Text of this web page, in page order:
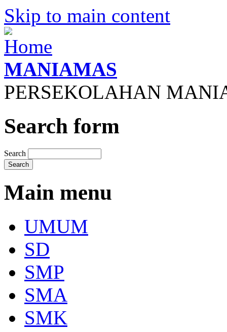
Skip to main content
MANIAMAS
PERSEKOLAHAN
Search form
Search
Main menu
UMUM
SD
SMP
SMA
SMK